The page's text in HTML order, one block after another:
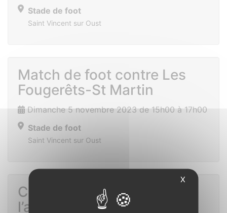
Stade de foot
Saint Vincent sur Oust
Match de foot contre Les
Fougerêts-St Martin
Dimanche 5 novembre 2023 de 15h00 à 17h00
Stade de foot
Saint Vincent sur Oust
Commémoration de
l’armistice
X